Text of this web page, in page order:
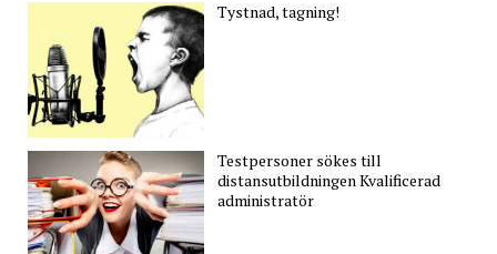
Tystnad, tagning!
Testpersoner sökes till
distansutbildningen Kvalificerad
administratör